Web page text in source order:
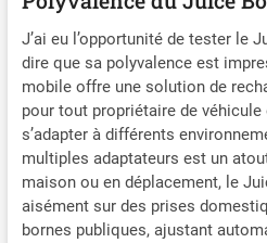
prise
pour
J’ai eu l’opportunité de tester le
dire que sa polyvalence est
mobile offre une solution de
pour tout propriétaire de
s’adapter à différents
multiples adaptateurs est un
maison ou en déplacement, le
aisément sur des prises
bornes publiques, ajustant